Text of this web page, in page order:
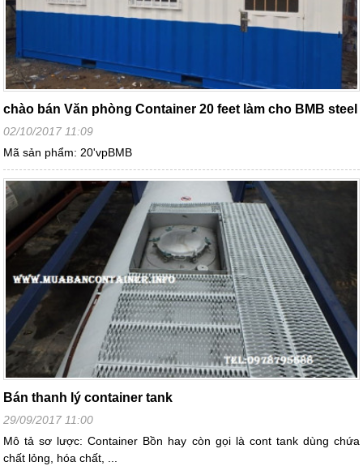
chào bán Văn phòng Container 20 feet làm cho BMB steel
02/10/2017 11:09
Mã sản phẩm: 20'vpBMB
Bán thanh lý container tank
29/09/2017 11:00
Mô tả sơ lược: Container Bồn hay còn gọi là cont tank dùng chứa
chất lỏng, hóa chất, ...